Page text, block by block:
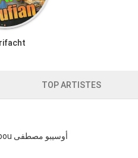
TOP ARTISTES
Mustapha Oussibou أوسيبو مصطفى